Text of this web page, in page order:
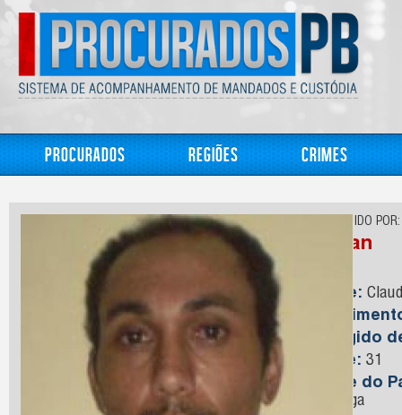
Procurados Regiões Crimes
CONHECIDO POR:
Nanan
Nome:
Foragido
Idade: 31
Nome do
Nóbrega